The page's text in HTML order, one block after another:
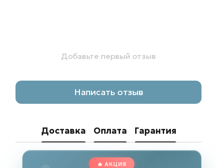
Добавьте первый отзыв
Написать отзыв
Доставка Оплата Гарантия
🔥 АКЦИЯ